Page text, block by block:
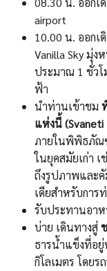
airport
10.00 น. ออกเ
Vanilla Sky มุ่ง
ประมาณ 1 ชั่วโ
ฟ้า
นำท่านเข้าชม
แห่งนี้ (Svaneti
ภายในพิพิธภัณ
ในยุคสมัยเก่า เ
ถึงรูปภาพและคั
เดียสำหรับการ
รับประทานอาห
บ่าย เดินทางสู่
ธารน้ำแข็งที่อยู่
กิโลเมตร โดยร